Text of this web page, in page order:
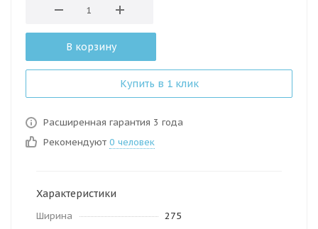
В корзину
Купить в 1 клик
Расширенная гарантия 3 года
Рекомендуют 0 человек
Характеристики
Ширина
275